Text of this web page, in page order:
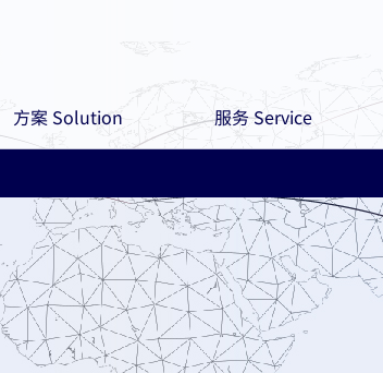
方案 Solution 服务 Service